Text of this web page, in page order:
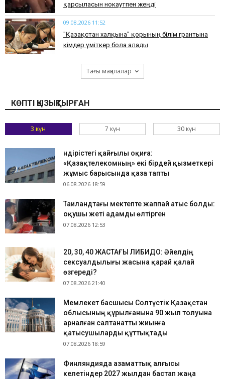
қарсыласын нокаутпен жеңді
09.08.2026 11:52
"Қазақстан халқына" қорының білім грантына
кімдер үміткер бола алады
Тағы мақалалар
КӨПТІ ҚЫЗЫҚТЫРҒАН
3 күн 7 күн 30 күн
Өндірістегі қайғылы оқиға:
«Қазақтелекомның» екі бірдей қызметкері
жұмыс барысында қаза тапты
06.08.2026 18:59
Таиландтағы мектепте жаппай атыс болды:
оқушы жеті адамды өлтірген
07.08.2026 12:53
​20, 30, 40 ЖАСТАҒЫ ЛИБИДО: Әйелдің
сексуалдылығы жасына қарай қалай
өзгереді?
07.08.2026 21:40
Мемлекет басшысы Солтүстік Қазақстан
облысының құрылғанына 90 жыл толуына
арналған салтанатты жиынға
қатысушыларды құттықтады
07.08.2026 18:59
Финляндияда азаматтық алғысы
келетіндер 2027 жылдан бастап жаңа